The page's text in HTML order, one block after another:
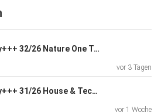
Mixcloud. Alle Links findest du
PLEASE
Teilen Kommentieren ️ Liken
+++music only+++ 32/26 Nature One Techno Special by Maik Pahlsmeyer live @ Club Business Radio Show 07.08.2026
vor 3 Tagen
+++music only+++ 31/26 House & Tech House by Maik Pahlsmeyer live @ Club Business Radio Show 31.07.2026
vor 1 Woche